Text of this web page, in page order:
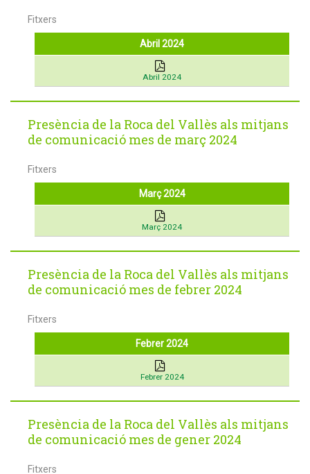
Fitxers
Abril 2024
Abril 2024
Presència de la Roca del Vallès als mitjans
de comunicació mes de març 2024
Fitxers
Març 2024
Març 2024
Presència de la Roca del Vallès als mitjans
de comunicació mes de febrer 2024
Fitxers
Febrer 2024
Febrer 2024
Presència de la Roca del Vallès als mitjans
de comunicació mes de gener 2024
Fitxers